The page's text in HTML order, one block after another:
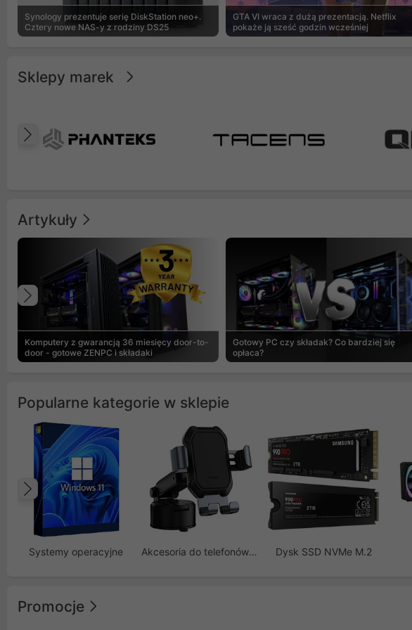
Synology prezentuje serię DiskStation neo+.
Cztery nowe NAS-y z rodziny DS25
GTA VI wraca z dużą prezentacją. Netflix
pokaże ją sześć godzin wcześniej
Sklepy marek
Poprzedni
Artykuły
Komputery z gwarancją 36 miesięcy door-to-
door - gotowe ZENPC i składaki
Gotowy PC czy składak? Co bardziej się
opłaca?
Poprzedni
Popularne kategorie w sklepie
Systemy operacyjne Akcesoria do telefonów GSM Dysk SSD NVMe M.2
Poprzedni
Promocje